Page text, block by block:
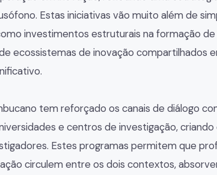
Estas iniciativas vão muito além de
investimentos estruturais na formação de
ecossistemas de inovação compartilhados
tem reforçado os canais de diálogo
e centros de investigação,
Estes programas permitem que
circulem entre os dois contextos,